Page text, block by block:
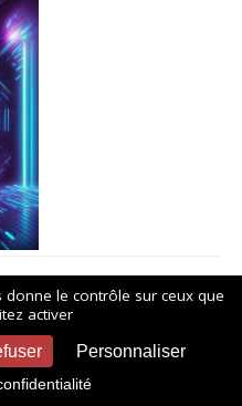
et ses enjeux
le contrôle sur ceux que
activer
Personnaliser